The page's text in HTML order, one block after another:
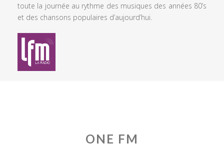
toute la journée au rythme des musiques des années 80’s
et des chansons populaires d’aujourd’hui.
ONE FM